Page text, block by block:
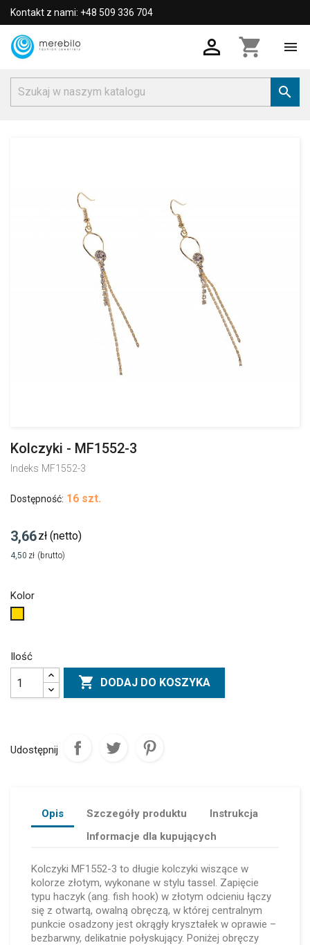
Kontakt z nami: +48 509 336 704
 shopping_cart 

Kolczyki - MF1552-3
Indeks MF1552-3
Dostępność: 16 szt.
3,66zł (netto)
4,50 zł (brutto)
Kolor
Ilość
 DODAJ DO KOSZYKA
Udostępnij
Opis Szczegóły produktu
Instrukcja
Informacje dla kupujących
Kolczyki MF1552-3 to długie kolczyki wiszące w
kolorze złotym, wykonane w stylu tassel. Zapięcie
typu haczyk (ang. fish hook) w złotym odcieniu łączy
się z otwartą, owalną obręczą, w której centralnym
punkcie osadzony jest okrągły kryształek w oprawie –
bezbarwny, delikatnie połyskujący. Poniżej obręczy